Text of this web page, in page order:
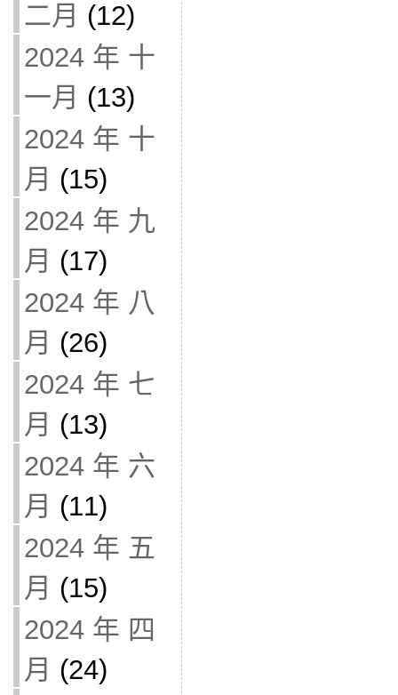
二月 (12)
2024 年 十
一月 (13)
2024 年 十
月 (15)
2024 年 九
月 (17)
2024 年 八
月 (26)
2024 年 七
月 (13)
2024 年 六
月 (11)
2024 年 五
月 (15)
2024 年 四
月 (24)